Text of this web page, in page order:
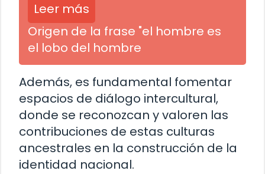
Leer más
Origen de la frase "el hombre es
el lobo del hombre
Además, es fundamental fomentar
espacios de diálogo intercultural,
donde se reconozcan y valoren las
contribuciones de estas culturas
ancestrales en la construcción de la
identidad nacional.